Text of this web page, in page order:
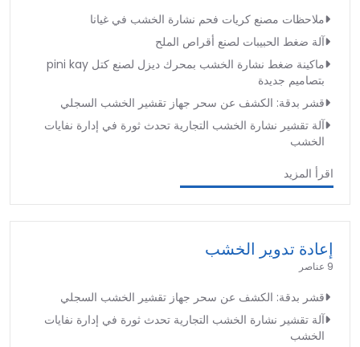
ملاحظات مصنع كريات فحم نشارة الخشب في غيانا
آلة ضغط الحبيبات لصنع أقراص الملح
ماكينة ضغط نشارة الخشب بمحرك ديزل لصنع كتل pini kay
بتصاميم جديدة
قشر بدقة: الكشف عن سحر جهاز تقشير الخشب السجلي
آلة تقشير نشارة الخشب التجارية تحدث ثورة في إدارة نفايات
الخشب
اقرأ المزيد
إعادة تدوير الخشب
9 عناصر
قشر بدقة: الكشف عن سحر جهاز تقشير الخشب السجلي
آلة تقشير نشارة الخشب التجارية تحدث ثورة في إدارة نفايات
الخشب